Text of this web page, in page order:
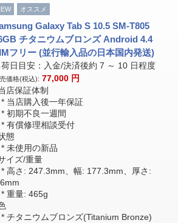
オススメ
Galaxy Tab S 10.5 SM-T805
チタニウムブロンズ Android 4.4
フリー (並行輸入品の日本国内発送)
荷日目安：入金/決済後約 7 ～ 10 日程度
価格(税込): 77,000 円
店保証体制
当店購入後一年保証
初期不良一週間
有償修理相談受付
態
未使用の新品
イズ/重量
高さ: 247.3mm、幅: 177.3mm、厚さ:
重量: 465g
チタニウムブロンズ(Titanium Bronze)